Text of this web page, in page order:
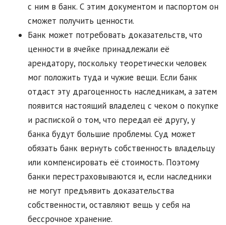
с ним в банк. С этим документом и паспортом он
сможет получить ценности.
Банк может потребовать доказательств, что
ценности в ячейке принадлежали её
арендатору, поскольку теоретически человек
мог положить туда и чужие вещи. Если банк
отдаст эту драгоценность наследникам, а затем
появится настоящий владелец с чеком о покупке
и распиской о том, что передал её другу, у
банка будут большие проблемы. Суд может
обязать банк вернуть собственность владельцу
или компенсировать её стоимость. Поэтому
банки перестраховываются и, если наследники
не могут предъявить доказательства
собственности, оставляют вещь у себя на
бессрочное хранение.